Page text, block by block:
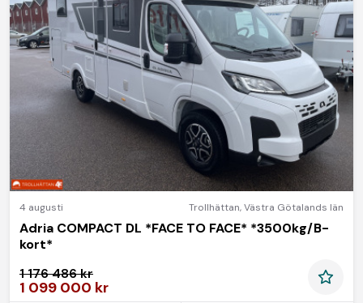
4 augusti Trollhättan,Västra Götalands län
Adria COMPACT DL *FACE TO FACE* *3500kg/B-
kort*
1 176 486 kr
1 099 000 kr